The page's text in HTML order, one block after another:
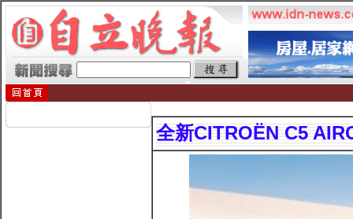
全新CITROËN C5